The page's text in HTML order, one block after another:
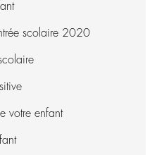
scolaire 2020
votre enfant